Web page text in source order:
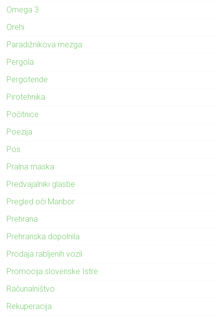
Omega 3
Orehi
Paradižnikova mezga
Pergola
Pergotende
Pirotehnika
Počitnice
Poezija
Pos
Pralna maska
Predvajalniki glasbe
Pregled oči Maribor
Prehrana
Prehranska dopolnila
Prodaja rabljenih vozil
Promocija slovenske Istre
Računalništvo
Rekuperacija